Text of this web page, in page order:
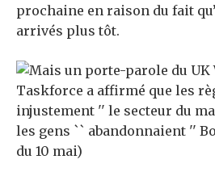
prochaine en raison du fait
arrivés plus tôt.